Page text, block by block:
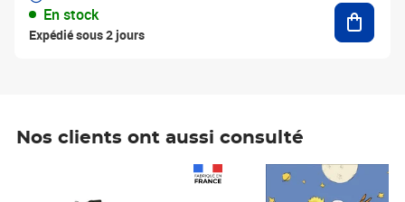
En stock
Expédié sous 2 jours
Nos clients ont aussi consulté
Prix 7,50€